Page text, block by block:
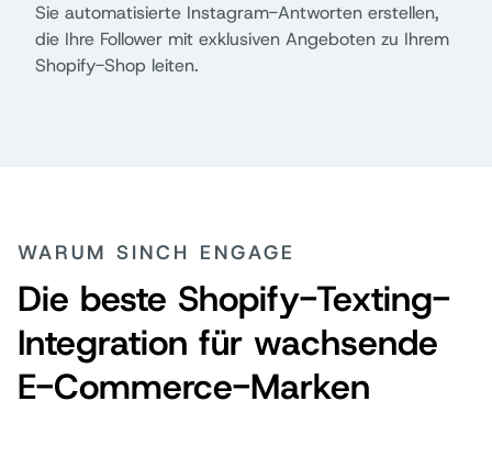
Sie automatisierte Instagram-Antworten erstellen,
die Ihre Follower mit exklusiven Angeboten zu Ihrem
Shopify-Shop leiten.
WARUM SINCH ENGAGE
Die beste Shopify-Texting-
Integration für wachsende
E-Commerce-Marken